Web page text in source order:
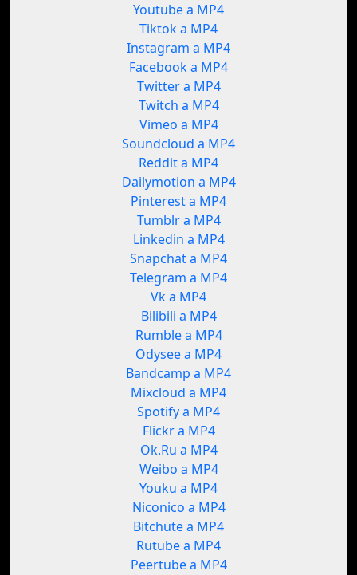
Youtube a MP4
Tiktok a MP4
Instagram a MP4
Facebook a MP4
Twitter a MP4
Twitch a MP4
Vimeo a MP4
Soundcloud a MP4
Reddit a MP4
Dailymotion a MP4
Pinterest a MP4
Tumblr a MP4
Linkedin a MP4
Snapchat a MP4
Telegram a MP4
Vk a MP4
Bilibili a MP4
Rumble a MP4
Odysee a MP4
Bandcamp a MP4
Mixcloud a MP4
Spotify a MP4
Flickr a MP4
Ok.Ru a MP4
Weibo a MP4
Youku a MP4
Niconico a MP4
Bitchute a MP4
Rutube a MP4
Peertube a MP4